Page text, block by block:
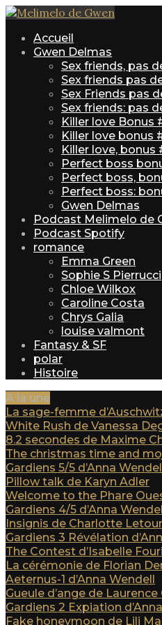
Accueil
Gwen Delmas
Sex friends, pas
Sex friends pas
Sex Friends pas
Sex friends: pas
Killer love Bonus
Killer love bonus
Killer love, bonus
Perfect boss
Perfect boss,
Perfect boss:
Gwen Delmas
Podcast Melimelo de
Podcast Spotify
romance
Emma Green
Sophie S Pierrucci
Chloe Wilkox
Caroline Costa
Chrys Galia
louise valmont
Fantasy & SF
polar
Histoire
A la une
La sage-femme
White Rush de Vanessa
8.2 secondes de Maxime
The christmas time and
Gardiens 5/5 d’Anna
Pillow talk de Karyn Adler
Welcome to the Phare
Gardiens 4/5 d’Anna
Insignis de Charlotte
Gardiens 3 Révélation
The Contest d’Isabelle
La cérémonie de Florian
Aeternus-1 d’Anna Wendell
Gueule d’ange de
Gardiens 2 Expiation
Fake honeymoon de Lili